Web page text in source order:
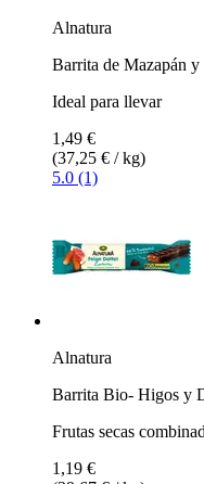
Alnatura
Barrita de Mazapán
Ideal para llevar
1,49 €
(37,25 € / kg)
5.0 (1)
Alnatura
Barrita Bio- Higos y
Frutas secas
1,19 €